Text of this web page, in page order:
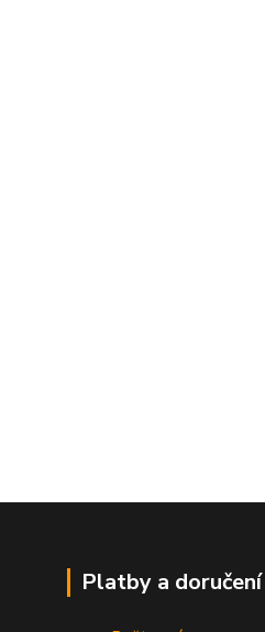
Platby a doručení